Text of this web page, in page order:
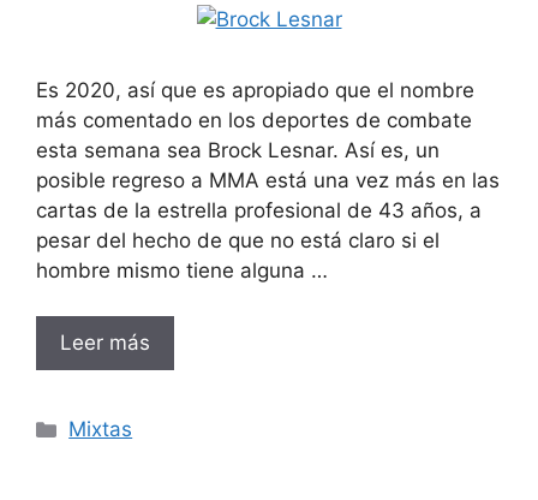
Es 2020, así que es apropiado que el nombre
más comentado en los deportes de combate
esta semana sea Brock Lesnar. Así es, un
posible regreso a MMA está una vez más en las
cartas de la estrella profesional de 43 años, a
pesar del hecho de que no está claro si el
hombre mismo tiene alguna …
Leer más
Categorías
Mixtas